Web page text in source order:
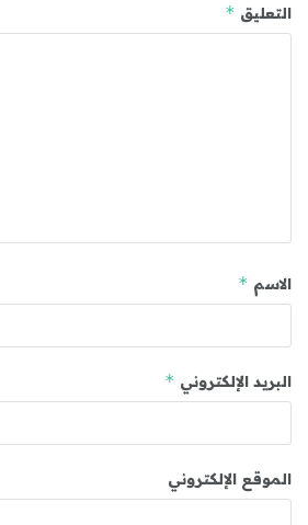
التعليق *
الاسم *
البريد الإلكتروني *
الموقع الإلكتروني